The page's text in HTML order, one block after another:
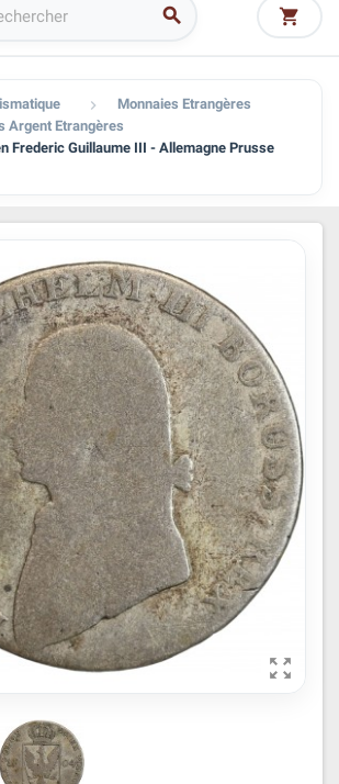
 
 Monnaies Etrangères
Argent Etrangères
Frederic Guillaume III - Allemagne Prusse
